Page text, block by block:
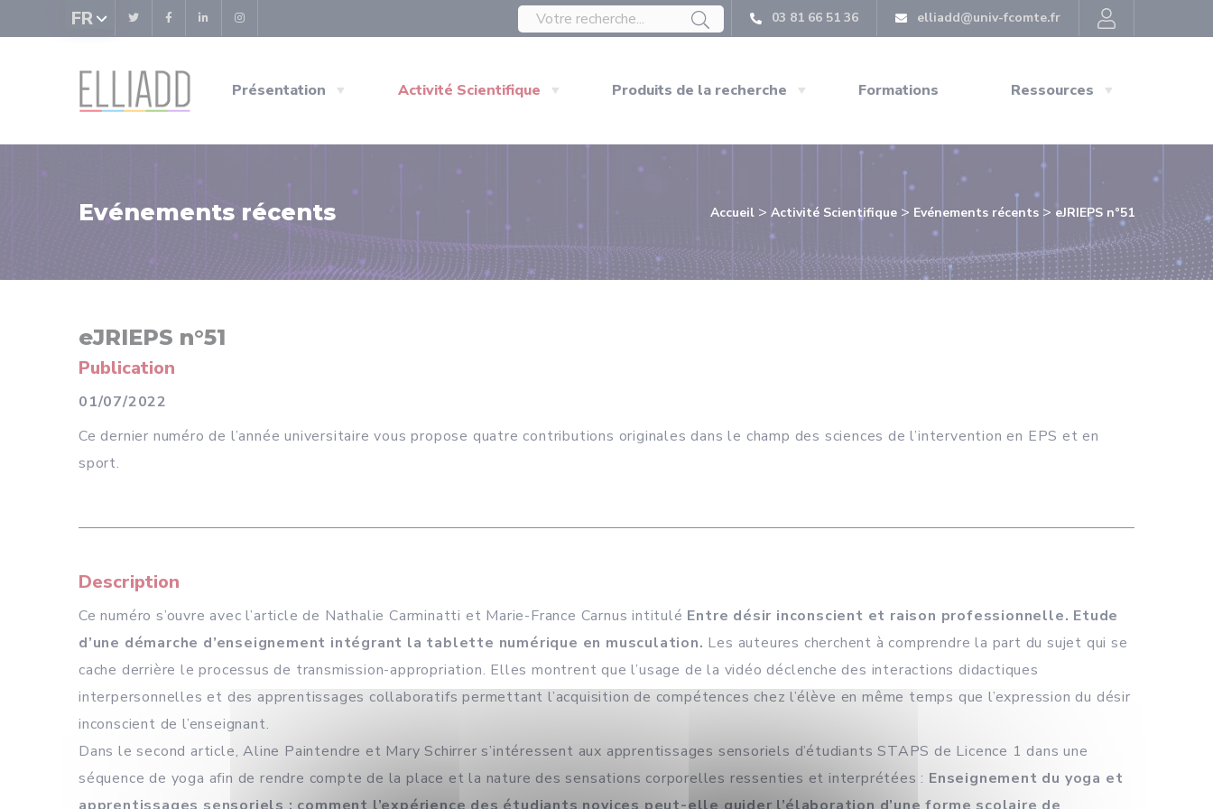
03 81 66 51 36 elliadd@univ-fcomte.fr
Présentation Activité Scientifique Produits de la recherche Formations Ressources
FR
Evénements récents Accueil > Activité Scientifique > Evénements récents > eJRIEPS n°51
eJRIEPS n°51
Publication
01/07/2022
Ce dernier numéro de l’année universitaire vous propose quatre contributions originales dans le champ des sciences de l’intervention en EPS et en
sport.
Description
Ce numéro s’ouvre avec l’article de Nathalie Carminatti et Marie-France Carnus intitulé Entre désir inconscient et raison professionnelle. Etude
d’une démarche d’enseignement intégrant la tablette numérique en musculation. Les auteures cherchent à comprendre la part du sujet qui se
cache derrière le processus de transmission-appropriation. Elles montrent que l’usage de la vidéo déclenche des interactions didactiques
interpersonnelles et des apprentissages collaboratifs permettant l’acquisition de compétences chez l’élève en même temps que l’expression du désir
inconscient de l’enseignant.
Dans le second article, Aline Paintendre et Mary Schirrer s’intéressent aux apprentissages sensoriels d’étudiants STAPS de Licence 1 dans une
séquence de yoga afin de rendre compte de la place et la nature des sensations corporelles ressenties et interprétées : Enseignement du yoga et
Panneau de gestion des cookies